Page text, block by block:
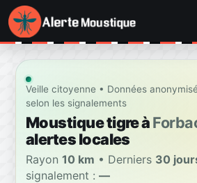
Veille citoyenne • Données
selon les signalements
Moustique tigre à
alertes locales
Rayon 10 km • Derniers 30
signalement : —